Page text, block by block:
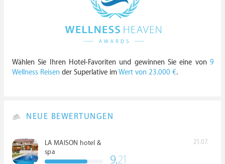
Wählen Sie Ihren Hotel-Favoriten und gewinnen Sie eine von 9
Wellness Reisen der Superlative imWert von 23.000 €.
NEUE BEWERTUNGEN
LA MAISON hotel &
spa
21.07.
9.21